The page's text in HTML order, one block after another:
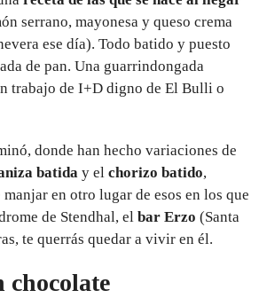
serrano, mayonesa y queso crema
ese día). Todo batido y puesto
de pan. Una guarrindongada
trabajo de I+D digno de El Bulli o
donde han hecho variaciones de
batida y el chorizo batido,
manjar en otro lugar de esos en los que
de Stendhal, el bar Erzo (Santa
te querrás quedar a vivir en él.
chocolate